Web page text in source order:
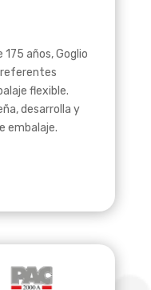
años, Goglio
referentes
flexible.
desarrolla y
embalaje.